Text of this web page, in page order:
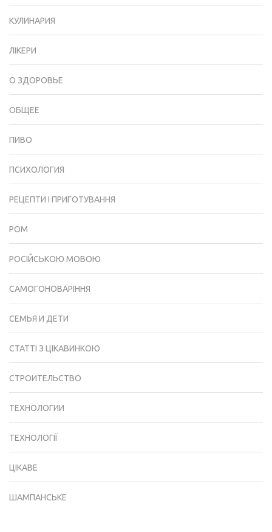
КУЛИНАРИЯ
ЛІКЕРИ
О ЗДОРОВЬЕ
ОБЩЕЕ
ПИВО
ПСИХОЛОГИЯ
РЕЦЕПТИ І ПРИГОТУВАННЯ
РОМ
РОСІЙСЬКОЮ МОВОЮ
САМОГОНОВАРІННЯ
СЕМЬЯ И ДЕТИ
СТАТТІ З ЦІКАВИНКОЮ
СТРОИТЕЛЬСТВО
ТЕХНОЛОГИИ
ТЕХНОЛОГІЇ
ЦІКАВЕ
ШАМПАНСЬКЕ